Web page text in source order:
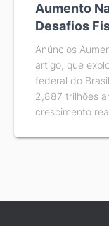
Aumento
Desafios
Anúncios
artigo, que
federal do
2,887 trilhões
crescimento